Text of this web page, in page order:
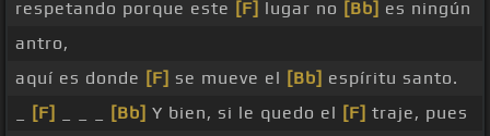
respetando porque este [F] lugar no [Bb] es ningún
antro,
aquí es donde [F] se mueve el [Bb] espíritu santo.
[F] [Bb] Y bien, si le quedo el [F] traje, pues